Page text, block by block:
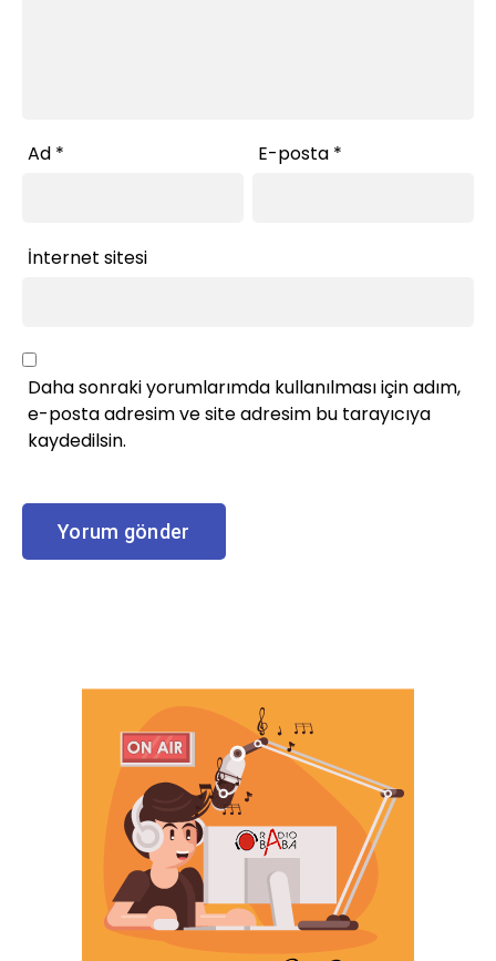
Ad * E-posta *
İnternet sitesi
Daha sonraki yorumlarımda kullanılması için adım,
e-posta adresim ve site adresim bu tarayıcıya
kaydedilsin.